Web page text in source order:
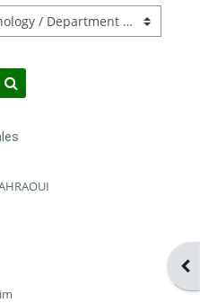
Rechercher des cours